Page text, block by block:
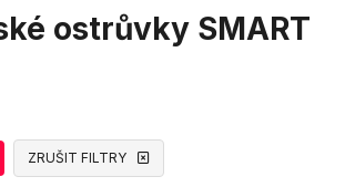
ostrůvky SMART
ZRUŠIT FILTRY